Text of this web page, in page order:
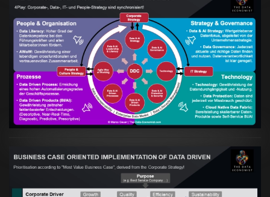
Artikel:Kennst Du schon die "Head Phone
Data Driven Strategy"?
VIEW